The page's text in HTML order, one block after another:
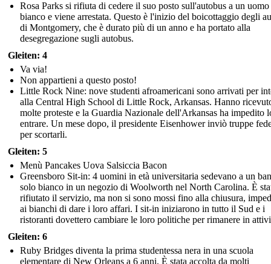
Rosa Parks si rifiuta di cedere il suo posto sull'autobus a un uomo
bianco e viene arrestata. Questo è l'inizio del boicottaggio degli
di Montgomery, che è durato più di un anno e ha portato alla
desegregazione sugli autobus.
Gleiten: 4
Va via!
Non appartieni a questo posto!
Little Rock Nine: nove studenti afroamericani sono arrivati per
alla Central High School di Little Rock, Arkansas. Hanno
molte proteste e la Guardia Nazionale dell'Arkansas ha impedito
entrare. Un mese dopo, il presidente Eisenhower inviò truppe
per scortarli.
Gleiten: 5
Menù Pancakes Uova Salsiccia Bacon
Greensboro Sit-in: 4 uomini in età universitaria sedevano a un
solo bianco in un negozio di Woolworth nel North Carolina. È
rifiutato il servizio, ma non si sono mossi fino alla chiusura,
ai bianchi di dare i loro affari. I sit-in iniziarono in tutto il Sud e i
ristoranti dovettero cambiare le loro politiche per rimanere in
Gleiten: 6
Ruby Bridges diventa la prima studentessa nera in una scuola
elementare di New Orleans a 6 anni. È stata accolta da molti